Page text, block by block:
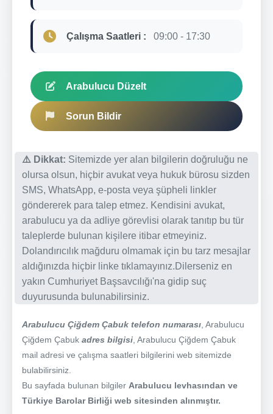
Çalışma Saatleri : 09:00 - 17:30
Arabulucu Düzelt
Sorun Bildir
⚠️ Dikkat: Sitemizde yer alan bilgilerin doğruluğu ne
olursa olsun, hiçbir avukat veya hukuk bürosu sizden
SMS, WhatsApp, e-posta veya şüpheli linkler
göndererek para talep etmez. Kendisini avukat,
arabulucu ya da adliye görevlisi olarak tanıtıp bu tür
taleplerde bulunan kişilere itibar etmeyiniz.
Dolandırıcılık mağduru olmamak için bu tarz mesajlar
aldığınızda hiçbir linke tıklamayınız.Dilerseniz en
yakın Cumhuriyet Başsavcılığı'na gidip suç
duyurusunda bulunabilirsiniz.
Arabulucu Çiğdem Çabuk telefon numarası , Arabulucu
Çiğdem Çabuk adres bilgisi , Arabulucu Çiğdem Çabuk
mail adresi ve çalışma saatleri bilgilerini web sitemizde
bulabilirsiniz.
Bu sayfada bulunan bilgiler Arabulucu levhasından ve
Türkiye Barolar Birliği web sitesinden alınmıştır.